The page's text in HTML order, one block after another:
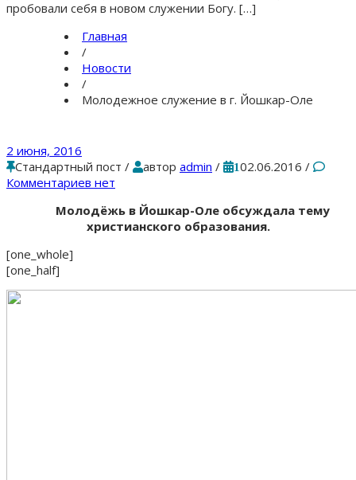
пробовали себя в новом служении Богу. […]
Главная
/
Новости
/
Молодежное служение в г. Йошкар-Оле
2 июня, 2016
Стандартный пост / автор admin / 1 02.06.2016 /
Комментариев нет
Молодёжь в Йошкар-Оле обсуждала тему
христианского образования.
[one_whole]
[one_half]